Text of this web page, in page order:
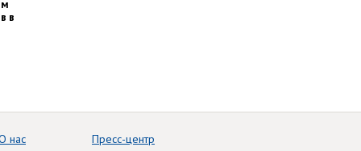
в
нас
Пресс-центр